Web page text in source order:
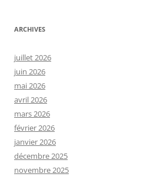
ARCHIVES
juillet 2026
juin 2026
mai 2026
avril 2026
mars 2026
février 2026
janvier 2026
décembre 2025
novembre 2025